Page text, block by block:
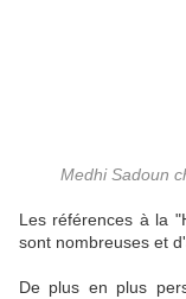
Medhi Sadoun
Les références à la
sont nombreuses et
De plus en plus